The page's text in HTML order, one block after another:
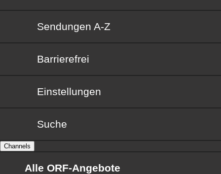
Sendungen von A bis Z
Sendungen A-Z
Barrierefrei
Barrierefrei
Einstellungen
Suche
Channels
Alle ORF-Angebote